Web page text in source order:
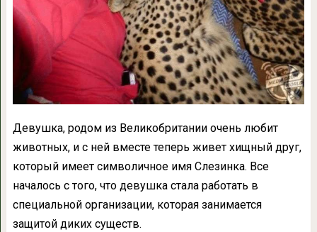
Девушка, родом из Великобритании очень любит
животных, и с ней вместе теперь живет хищный друг,
который имеет символичное имя Слезинка. Все
началось с того, что девушка стала работать в
специальной организации, которая занимается
защитой диких существ.